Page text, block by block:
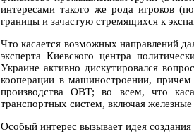
интересами такого же рода игроков
границы и зачастую стремящихся к
Что касается возможных направлений
эксперта Киевского центра
Украине активно дискутировался
кооперации в машиностроении, причем
производства ОВТ; во всем, что
транспортных систем, включая железные
Особый интерес вызывает идея